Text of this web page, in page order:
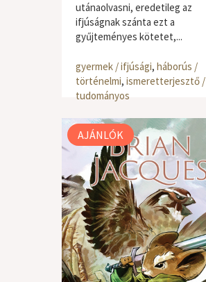
utánaolvasni, eredetileg az
ifjúságnak szánta ezt a
gyűjteményes kötetet,...
gyermek / ifjúsági, háborús /
történelmi, ismeretterjesztő /
tudományos
AJÁNLÓK